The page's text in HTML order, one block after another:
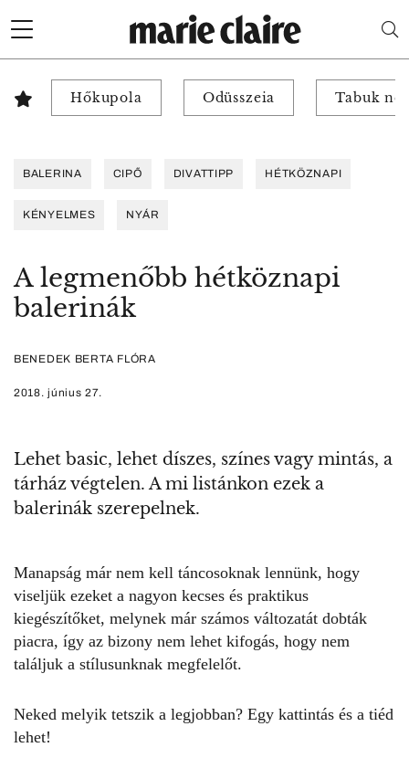
Hőkupola Odüsszeia Tabuk
BALERINA CIPŐ DIVATTIPP HÉTKÖZNAPI
KÉNYELMES NYÁR
A legmenőbb hétköznapi
balerinák
BENEDEK BERTA FLÓRA
2018. június 27.
Lehet basic, lehet díszes, színes vagy mintás, a
tárház végtelen. A mi listánkon ezek a
balerinák szerepelnek.
Manapság már nem kell táncosoknak lennünk, hogy
viseljük ezeket a nagyon kecses és praktikus
kiegészítőket, melynek már számos változatát dobták
piacra, így az bizony nem lehet kifogás, hogy nem
találjuk a stílusunknak megfelelőt.
Neked melyik tetszik a legjobban? Egy kattintás és a tiéd
lehet!